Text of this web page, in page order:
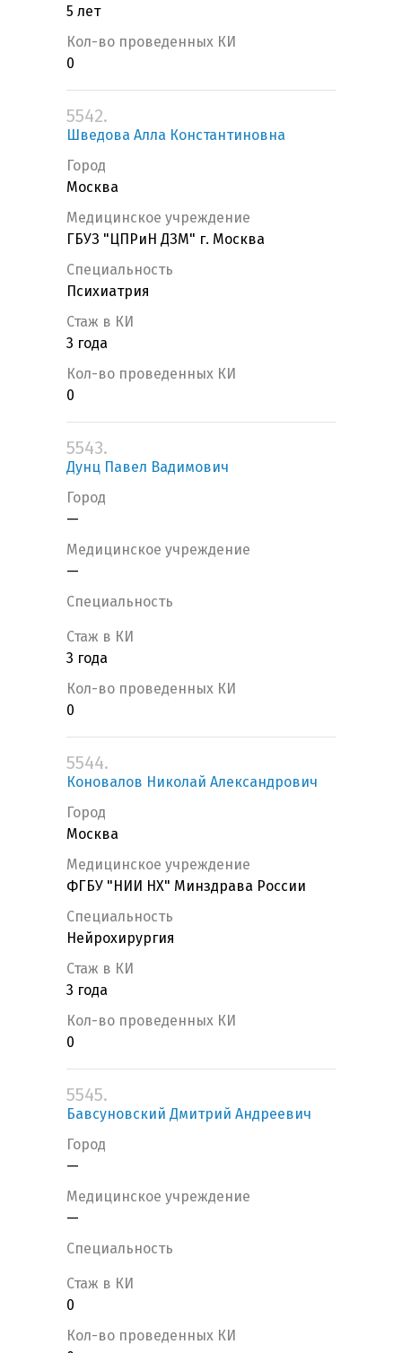
5 лет
Кол-во проведенных КИ
0
5542.
Шведова Алла Константиновна
Город
Москва
Медицинское учреждение
ГБУЗ "ЦПРиН ДЗМ" г. Москва
Специальность
Психиатрия
Стаж в КИ
3 года
Кол-во проведенных КИ
0
5543.
Дунц Павел Вадимович
Город
—
Медицинское учреждение
—
Специальность
Стаж в КИ
3 года
Кол-во проведенных КИ
0
5544.
Коновалов Николай Александрович
Город
Москва
Медицинское учреждение
ФГБУ "НИИ НХ" Минздрава России
Специальность
Нейрохирургия
Стаж в КИ
3 года
Кол-во проведенных КИ
0
5545.
Бавсуновский Дмитрий Андреевич
Город
—
Медицинское учреждение
—
Специальность
Стаж в КИ
0
Кол-во проведенных КИ